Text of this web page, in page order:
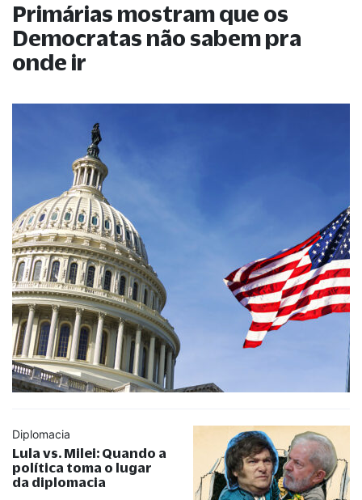
Primárias mostram que os
Democratas não sabem pra
onde ir
Diplomacia
Lula vs. Milei: Quando a
política toma o lugar
da diplomacia